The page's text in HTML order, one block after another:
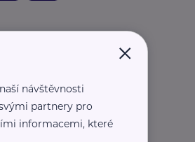
ochránit váš
katastrofami
×
návštěvnosti
partnery pro
informacemi, které